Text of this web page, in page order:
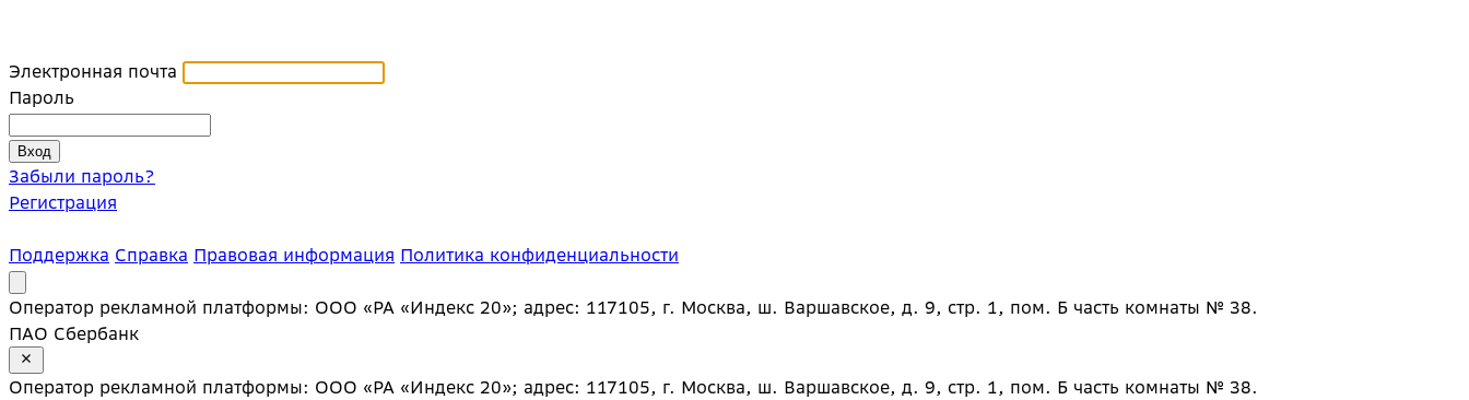
Электронная почта
Пароль
Забыли пароль?
Регистрация
Поддержка Справка Правовая информация Политика конфиденциальности
Оператор рекламной платформы: ООО «РА «Индекс 20»; адрес: 117105, г. Москва, ш. Варшавское, д. 9, стр. 1, пом. Б часть комнаты № 38.
ПАО Сбербанк
Оператор рекламной платформы: ООО «РА «Индекс 20»; адрес: 117105, г. Москва, ш. Варшавское, д. 9, стр. 1, пом. Б часть комнаты № 38.